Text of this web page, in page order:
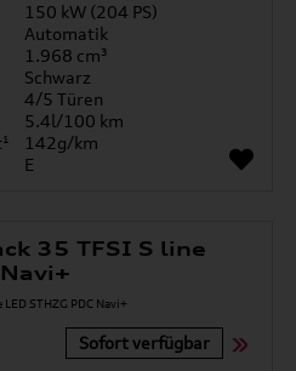
150 kW (204 PS)
Automatik
1.968 cm³
Schwarz
4/5 Türen
5.4l/100 km
142g/km
E
35 TFSI S line
Navi+
Sofort verfügbar